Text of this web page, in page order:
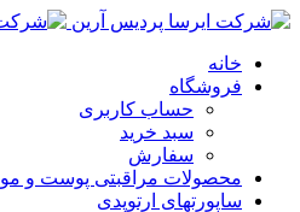
خانه
فروشگاه
حساب کاربری
سبد خرید
سفارش
محصولات مراقبتی پوست و مو
ساپورتهای ارتوپدی